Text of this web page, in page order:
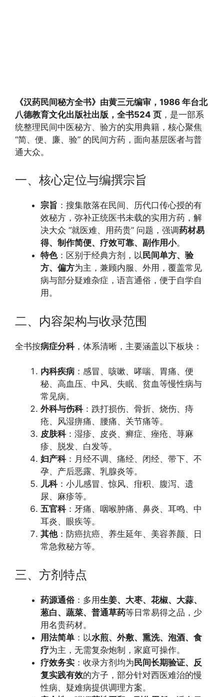
《汉药民间秘方全书》 由黄三元编审，1986 年台北
八德教育文化出版社出版，全书524 页 ，是一部系
统整理民间中医秘方、验方的实用典籍，核心聚焦
“简、便、廉、验” 的民间方药，面向基层医者与普
通大众。
一、核心定位与编撰宗旨
宗旨 ：搜集散落在民间、历代口传心授的有
效秘方，弥补正统医书未载的实用方药，解
决大众 “就医难、用药贵” 问题，强调药材易
得、制作简便、疗效可靠、副作用小。
特色：区别于经典方剂，以民间单方、验
方、偏方为主，兼顾内服、外用，覆盖常见
病与部分疑难杂症，语言通俗，便于自学自
用。
二、内容架构与收录范围
全书按病症分科，体系清晰，主要涵盖以下板块：
内科疾病 ：感冒、咳嗽、哮喘、胃痛、便
秘、高血压、中风、失眠、贫血等慢性病与
常见病。
外科与伤科：跌打损伤、骨折、烧伤、痔
疮、风湿痹痛、腰痛、关节痛等。
皮肤科：湿疹、皮炎、癣症、痤疮、荨麻
疹、脱发、白发等。
妇产科：月经不调、痛经、闭经、带下、不
孕、产后恶露、乳腺炎等。
儿科：小儿感冒、惊风、疳积、腹泻、遗
尿、麻疹等。
五官科：牙痛、咽喉肿痛、鼻炎、耳鸣、中
耳炎、眼疾等。
其他：防癌抗癌、养生延年、美容养颜、日
常急救秘方等。
三、方剂特点
药源通俗：多用生姜、大枣、花椒、大蒜、
葱白、蔬菜、普通草药等日常易得之品，少
用名贵药材。
用法简单 ：以水煎、外敷、熏洗、泡酒、食
疗为主，无需复杂炮制，家庭可操作。
疗效务实 ：收录方剂均为 民间长期验证、反
复实践有效的方子，部分针对西医难治的慢
性病、疑难病提供调理方案。